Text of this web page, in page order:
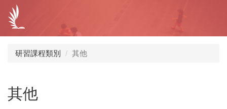
內
研習課程類別 其他
其他